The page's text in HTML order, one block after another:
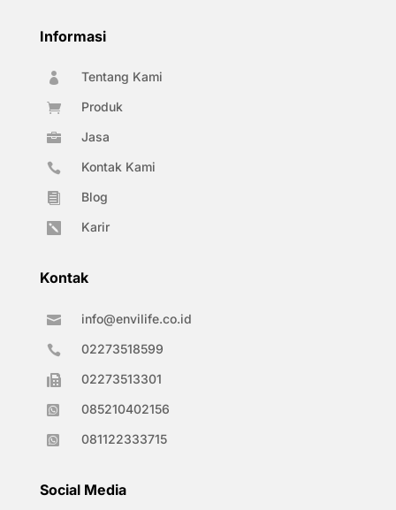
Informasi
 Tentang Kami
 Produk
 Jasa
 Kontak Kami
 Blog
 Karir
Kontak
 info@envilife.co.id
 02273518599
 02273513301
 085210402156
 081122333715
Social Media